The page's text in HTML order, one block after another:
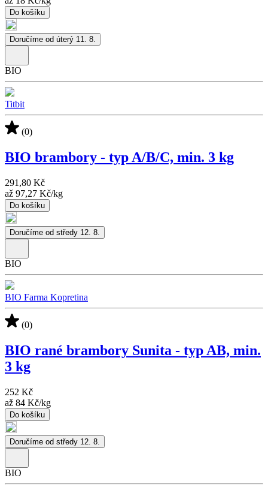
Do košíku
Doručíme od úterý 11. 8.
BIO
Titbit
(0)
BIO brambory - typ A/B/C, min. 3 kg
291,80 Kč
až 97,27 Kč/kg
Do košíku
Doručíme od středy 12. 8.
BIO
BIO Farma Kopretina
(0)
BIO rané brambory Sunita - typ AB, min.
3 kg
252 Kč
až 84 Kč/kg
Do košíku
Doručíme od středy 12. 8.
BIO